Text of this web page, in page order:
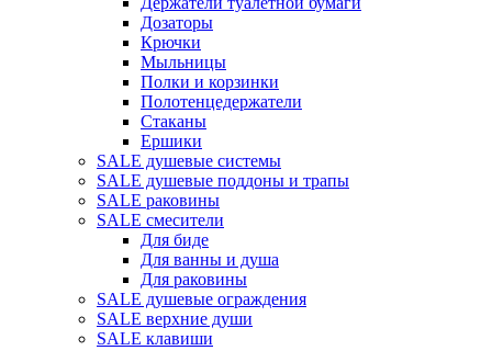
Дозаторы
Крючки
Мыльницы
Полки и корзинки
Полотенцедержатели
Стаканы
Ершики
SALE душевые системы
SALE душевые поддоны и трапы
SALE раковины
SALE смесители
Для биде
Для ванны и душа
Для раковины
SALE душевые ограждения
SALE верхние души
SALE клавиши